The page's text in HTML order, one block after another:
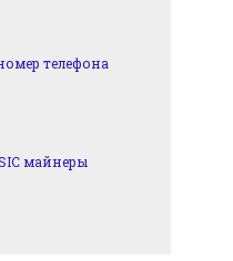
телефона
майнеры